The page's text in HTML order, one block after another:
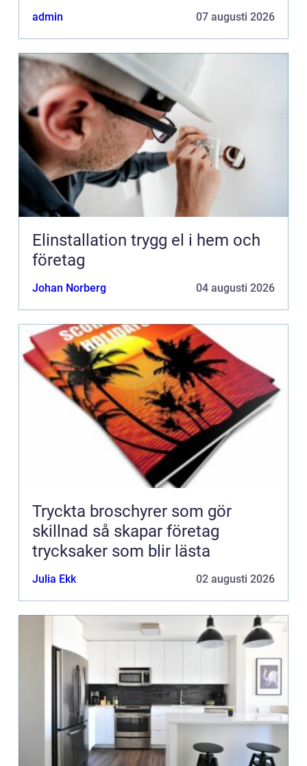
admin 07 augusti 2026
Elinstallation trygg el i hem och
företag
Johan Norberg 04 augusti 2026
Tryckta broschyrer som gör
skillnad så skapar företag
trycksaker som blir lästa
Julia Ekk 02 augusti 2026